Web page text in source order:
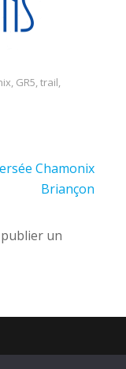
, GR5,trail,
Chamonix
Briançon
un